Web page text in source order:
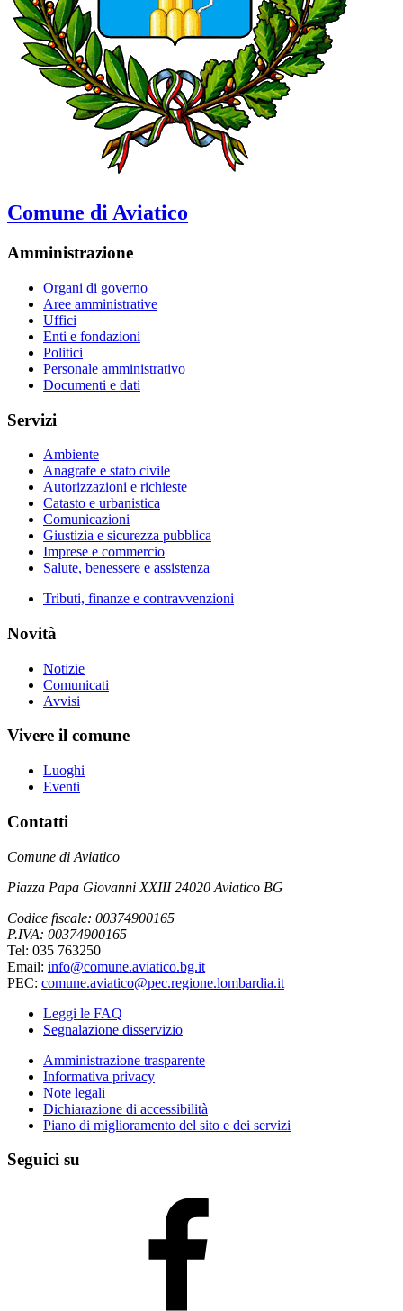
Comune di Aviatico
Amministrazione
Organi di governo
Aree amministrative
Uffici
Enti e fondazioni
Politici
Personale amministrativo
Documenti e dati
Servizi
Ambiente
Anagrafe e stato civile
Autorizzazioni e richieste
Catasto e urbanistica
Comunicazioni
Giustizia e sicurezza pubblica
Imprese e commercio
Salute, benessere e assistenza
Tributi, finanze e contravvenzioni
Novità
Notizie
Comunicati
Avvisi
Vivere il comune
Luoghi
Eventi
Contatti
Comune di Aviatico
Piazza Papa Giovanni XXIII 24020 Aviatico BG
Codice fiscale: 00374900165
P.IVA: 00374900165
Tel: 035 763250
Email: info@comune.aviatico.bg.it
PEC: comune.aviatico@pec.regione.lombardia.it
Leggi le FAQ
Segnalazione disservizio
Amministrazione trasparente
Informativa privacy
Note legali
Dichiarazione di accessibilità
Piano di miglioramento del sito e dei servizi
Seguici su